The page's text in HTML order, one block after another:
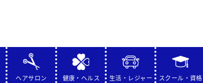
ヘアサロン 健康・ヘルス 生活・レジャー スクール・資格